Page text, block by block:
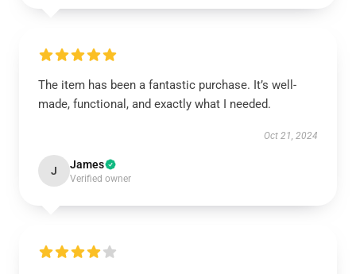
The item has been a fantastic purchase. It’s well-
made, functional, and exactly what I needed.
Oct 21, 2024
J James
Verified owner